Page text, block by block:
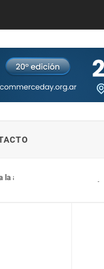
alianza entre Polimundo y